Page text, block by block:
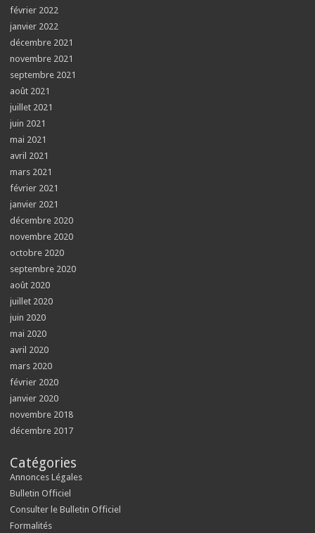
février 2022
janvier 2022
décembre 2021
novembre 2021
septembre 2021
août 2021
juillet 2021
juin 2021
mai 2021
avril 2021
mars 2021
février 2021
janvier 2021
décembre 2020
novembre 2020
octobre 2020
septembre 2020
août 2020
juillet 2020
juin 2020
mai 2020
avril 2020
mars 2020
février 2020
janvier 2020
novembre 2018
décembre 2017
Catégories
Annonces Légales
Bulletin Officiel
Consulter le Bulletin Officiel
Formalités